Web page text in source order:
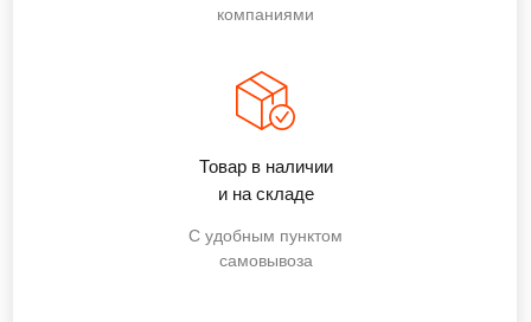
Товар в наличии
и на складе
компаниями
С удобным пунктом
самовывоза